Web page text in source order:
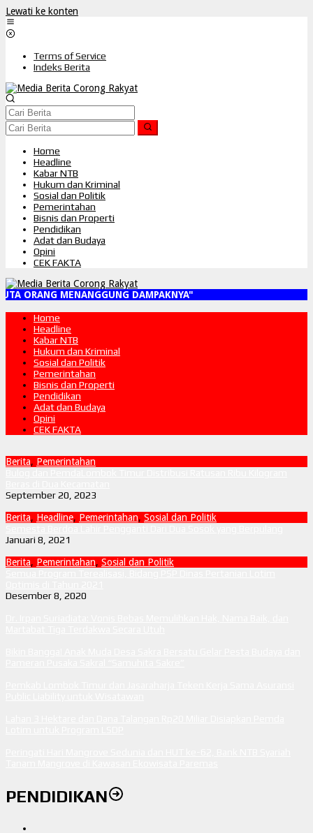
Lewati ke konten
Terms of Service
Indeks Berita
Home
Headline
Kabar NTB
Hukum dan Kriminal
Sosial dan Politik
Pemerintahan
Bisnis dan Properti
Pendidikan
Adat dan Budaya
Opini
CEK FAKTA
ORANG MENANGGUNG DAMPAKNYA"
Home
Headline
Kabar NTB
Hukum dan Kriminal
Sosial dan Politik
Pemerintahan
Bisnis dan Properti
Pendidikan
Adat dan Budaya
Opini
CEK FAKTA
Berita, Pemerintahan
September 20, 2023
Berita, Headline, Pemerintahan, Sosial dan Politik
Januari 8, 2021
Berita, Pemerintahan, Sosial dan Politik
Desember 8, 2020
PENDIDIKAN